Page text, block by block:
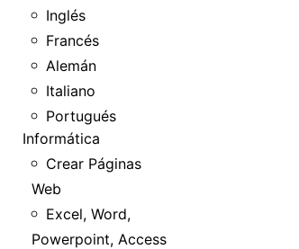
Inglés
Francés
Alemán
Italiano
Portugués
Informática
Crear Páginas
Web
Excel, Word,
Powerpoint, Access